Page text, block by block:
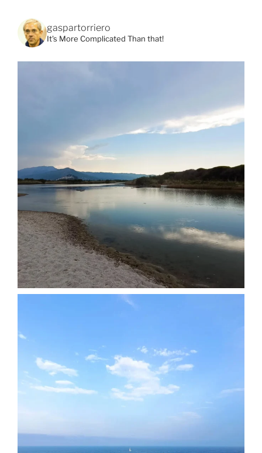
gaspartorriero
It's More Complicated Than that!